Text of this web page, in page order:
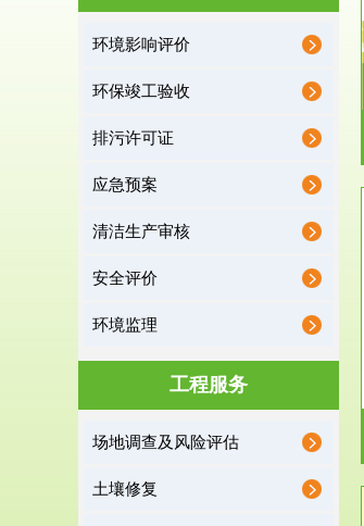
环境影响评价
环保竣工验收
排污许可证
应急预案
清洁生产审核
安全评价
环境监理
工程服务
场地调查及风险评估
土壤修复
环境影响评价
据《中华人民共和国环境保护法》第十九条 编制
有关开发利用规划，建...
业事业单位应当按照...